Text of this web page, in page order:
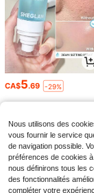
CA$5.69 -29%
Nous utilisons des
vous fournir le service
de navigation possible.
préférences de cookies
nous définirons tous les
des fonctionnalités
compléter votre